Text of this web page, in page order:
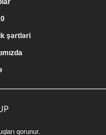
şərtləri
qorunur.